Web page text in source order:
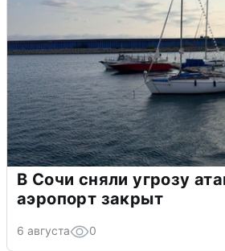
В Сочи сняли угрозу
аэропорт закрыт
6 августа 0